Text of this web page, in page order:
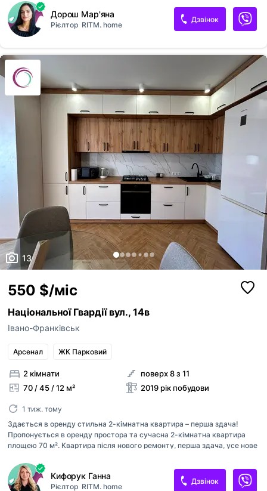
зручне: окрема спальня з великим двоспальним ліжком, світла
вітальня з комфортним диваном та велика кухня-студія з обідньою
зоною. Квартира повністю укомплектована меблями та технікою: •
телевізор • кондиціонер • холодильник • духова шафа та варильна
поверхня • пральна машина Санвузол сучасний, з ванною, виконаний
у стильній плитці. Інтер’єр квартири виконаний у світлих теплих
тонах, що створює атмосферу затишку та комфорту. Ідеальний варі...
Дорош Мар'яна
Рієлтор RITM. home
Дзвінок
13
550 $/міс
Національної Гвардії вул., 14в
Івано-Франківськ
Арсенал ЖК Парковий
2 кімнати
70 / 45 / 12 м²
поверх 8 з 11
2019 рік побудови
1 тиж. тому
Здається в оренду стильна 2-кімнатна квартира – перша здача!
Пропонується в оренду простора та сучасна 2-кімнатна квартира
площею 70 м². Квартира після нового ремонту, перша здача, усе нове
зручне: окрема спальня з великим двоспальним ліжком, світла
вітальня з комфортним диваном та велика кухня-студія з обідньою
зоною. Квартира повністю укомплектована меблями та технікою: •
Кифорук Ганна
Рієлтор RITM. home
Дзвінок